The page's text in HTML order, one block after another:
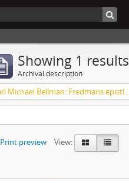
Showing 1 results
Archival description
Carl Michael Bellman: Fredmans
Print preview
View: